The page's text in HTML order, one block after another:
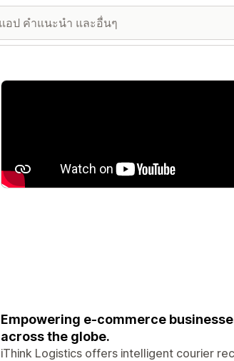
แกลเลอรีรูปภาพที่แสดง
Empowering e-commerce
across the globe.
iThink Logistics offers intelligent courier